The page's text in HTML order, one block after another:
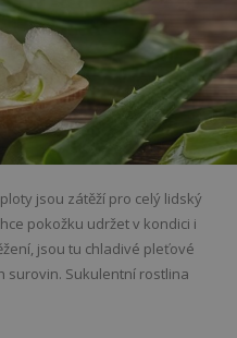
jsou zátěží pro celý lidský
pokožku udržet v kondici i
jsou tu chladivé pleťové
surovin. Sukulentní rostlina